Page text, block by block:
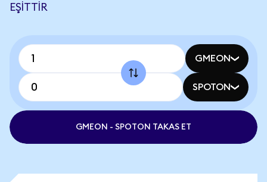
EŞITTIR
GMEON
SPOTON
GMEON - SPOTON TAKAS ET